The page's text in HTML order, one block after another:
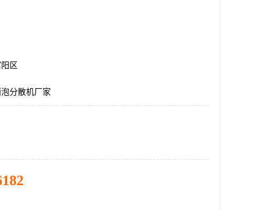
区
分散机厂家